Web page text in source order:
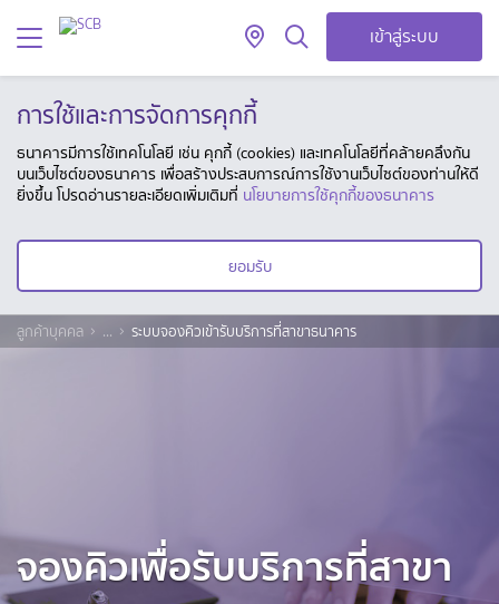
เข้าสู่ระบบ
การใช้และการจัดการคุกกี้
ธนาคารมีการใช้เทคโนโลยี เช่น คุกกี้ (cookies) และเทคโนโลยีที่คล้ายคลึงกัน
บนเว็บไซต์ของธนาคาร เพื่อสร้างประสบการณ์การใช้งานเว็บไซต์ของท่านให้ดี
ยิ่งขึ้น โปรดอ่านรายละเอียดเพิ่มเติมที่ นโยบายการใช้คุกกี้ของธนาคาร
ยอมรับ
ลูกค้าบุคคล ... ระบบจองคิวเข้ารับบริการที่สาขาธนาคาร
จองคิวเพื่อรับบริการที่สาขา